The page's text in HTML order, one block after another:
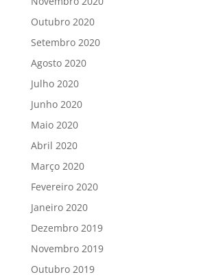
Outubro 2020
Setembro 2020
Agosto 2020
Julho 2020
Junho 2020
Maio 2020
Abril 2020
Março 2020
Fevereiro 2020
Janeiro 2020
Dezembro 2019
Novembro 2019
Outubro 2019